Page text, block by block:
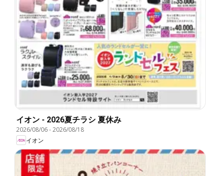
イオン - 2026夏チラシ 夏休み
2026/08/06-2026/08/18
イオン